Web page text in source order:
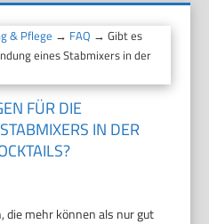
& Pflege → FAQ → Gibt es
eines Stabmixers in der
FÜR DIE
IN DER
die mehr können als nur gut